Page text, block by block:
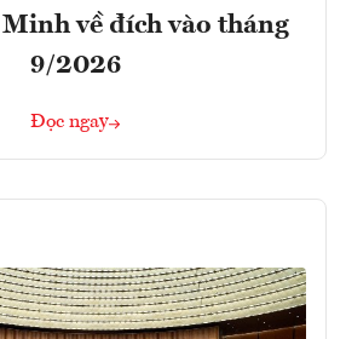
về đích vào tháng
9/2026
Đọc ngay